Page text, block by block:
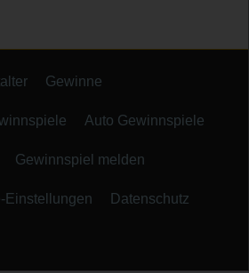
Gewinne
Auto Gewinnspiele
Gewinnspiel melden
Einstellungen Datenschutz